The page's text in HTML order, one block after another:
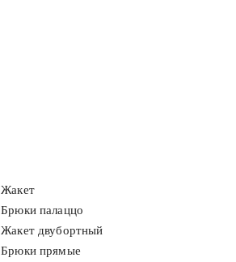
Жакет
Брюки палаццо
Жакет двубортный
Брюки прямые